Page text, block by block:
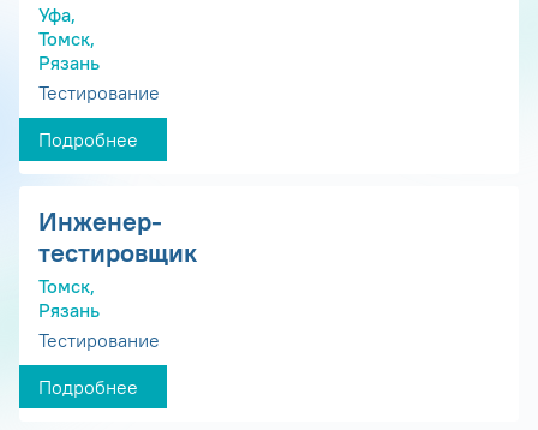
Уфа,
Томск,
Рязань
Тестирование
Подробнее
Инженер-
тестировщик
Томск,
Рязань
Тестирование
Подробнее